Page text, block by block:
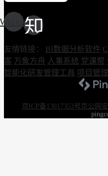
Weixin
友情链接： BI数据分析软件
客 万象方舟 人事系统 党课帮
智能化研发管理工具 项目管
京ICP备13017353号京公网